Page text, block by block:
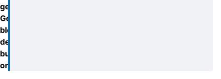
geduwd.
Gelukkig
bleef
de
burgemeester
ongedeerd.